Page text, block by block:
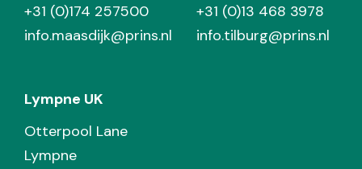
+31 (0)174 257500
info.maasdijk@prins.nl
+31 (0)13 468 3978
info.tilburg@prins.nl
Lympne UK
Otterpool Lane
Lympne